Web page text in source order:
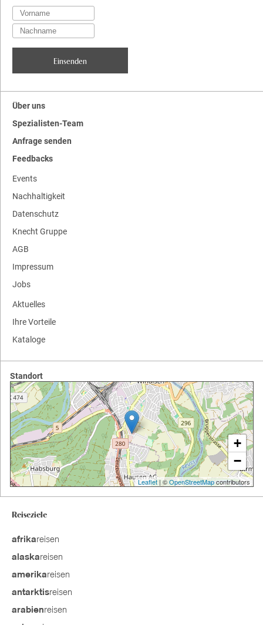
Über uns
Spezialisten-Team
Anfrage senden
Feedbacks
Events
Nachhaltigkeit
Datenschutz
Knecht Gruppe
AGB
Impressum
Jobs
Aktuelles
Ihre Vorteile
Kataloge
Standort
+
−
Leaflet| ©OpenStreetMapcontributors
Reiseziele
afrikareisen
alaskareisen
amerikareisen
antarktisreisen
arabienreisen